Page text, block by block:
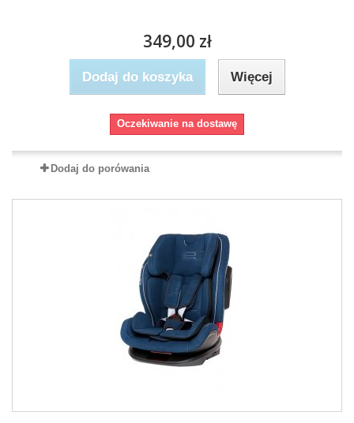
349,00 zł
Dodaj do koszyka Więcej
Oczekiwanie na dostawę
Dodaj do porówania